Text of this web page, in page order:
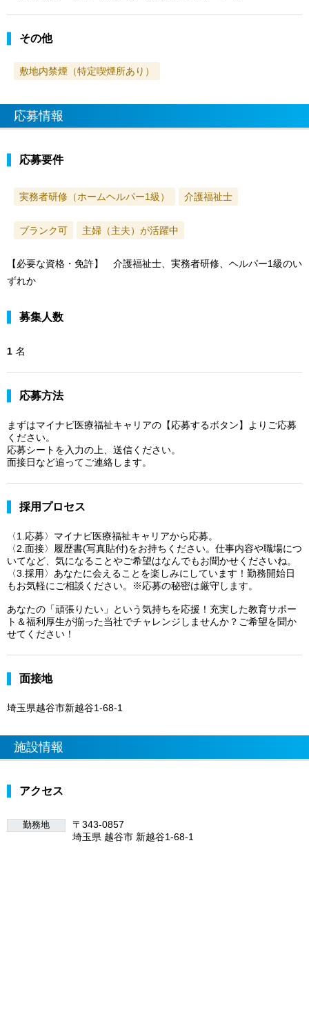
その他
敷地内禁煙（特定喫煙所あり）
応募情報
応募要件
実務者研修（ホームヘルパー1級） 介護福祉士
ブランク可 主婦（主夫）が活躍中
【必要な資格・免許】 介護福祉士、実務者研修、ヘルパー1級のい
ずれか
募集人数
1 名
応募方法
まずはマイナビ医療福祉キャリアの【応募するボタン】よりご応募
ください。
応募シートを入力の上、送信ください。
面接日など追ってご連絡します。
採用プロセス
〈1.応募〉マイナビ医療福祉キャリアから応募。
〈2.面接〉履歴書(写真貼付)をお持ちください。仕事内容や職場につ
いてなど、気になることやご希望はなんでもお聞かせくださいね。
〈3.採用〉あなたに会えることを楽しみにしています！勤務開始日
もお気軽にご相談ください。※応募の秘密は厳守します。
あなたの「頑張りたい」という気持ちを応援！充実した教育サポー
ト＆福利厚生が揃った当社でチャレンジしませんか？ご希望を聞か
せてください！
面接地
埼玉県越谷市新越谷1-68-1
施設情報
アクセス
勤務地
〒343-0857
埼玉県 越谷市 新越谷1-68-1